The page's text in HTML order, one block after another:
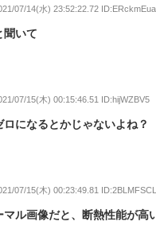
07/14(水) 23:52:22.72 ID:ERckmEua
聞いて
07/15(木) 00:15:46.51 ID:hijWZBV5
になるとかじゃないよね？
07/15(木) 00:23:49.81 ID:2BLMFSCL
ル画像だと、断熱性能が高